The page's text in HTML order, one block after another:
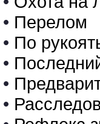
• Перелом
• По
•
•
•